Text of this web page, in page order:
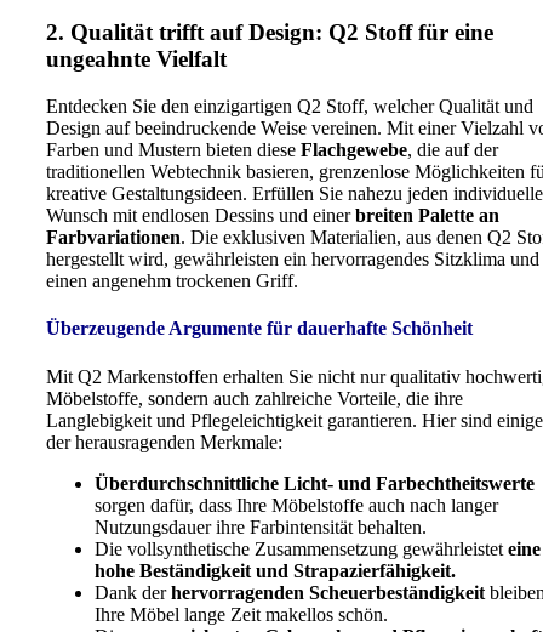
2. Qualität trifft auf Design: Q2 Stoff für eine
ungeahnte Vielfalt
Entdecken Sie den einzigartigen Q2 Stoff, welcher Qualität und
Design auf beeindruckende Weise vereinen. Mit einer Vielzahl
Farben und Mustern bieten diese Flachgewebe, die auf der
traditionellen Webtechnik basieren, grenzenlose Möglichkeiten
kreative Gestaltungsideen. Erfüllen Sie nahezu jeden
Wunsch mit endlosen Dessins und einerbreiten Palette an
Farbvariationen. Die exklusiven Materialien, aus denen Q2
hergestellt wird, gewährleisten ein hervorragendes Sitzklima und
einen angenehm trockenen Griff.
Überzeugende Argumente für dauerhafte Schönheit
Mit Q2 Markenstoffen erhalten Sie nicht nur qualitativ
Möbelstoffe, sondern auch zahlreiche Vorteile, die ihre
Langlebigkeit und Pflegeleichtigkeit garantieren. Hier sind einige
der herausragenden Merkmale:
Überdurchschnittliche Licht- und Farbechtheitswerte
sorgen dafür, dass Ihre Möbelstoffe auch nach langer
Nutzungsdauer ihre Farbintensität behalten.
Die vollsynthetische Zusammensetzung gewährleistet eine
hohe Beständigkeit und Strapazierfähigkeit.
Dank derhervorragenden Scheuerbeständigkeit
Ihre Möbel lange Zeit makellos schön.